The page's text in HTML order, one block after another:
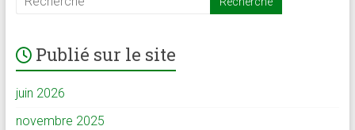
Publié sur le site
juin 2026
novembre 2025